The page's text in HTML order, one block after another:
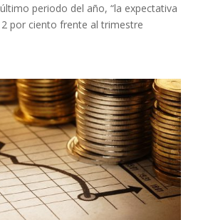
periodo del año, “la expectativa
por ciento frente al trimestre